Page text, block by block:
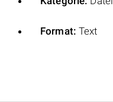
Format: Text